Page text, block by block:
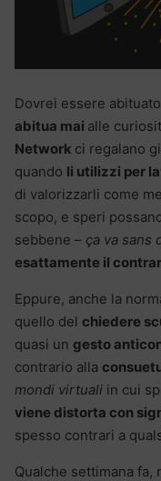
Dovrei essere
abitua mai alle
Network ci regalano
quando li utilizzi per
di valorizzarli come
scopo, e speri
sebbene – ça va sans
esattamente il
Eppure, anche la
quello del chiedere
quasi un gesto
contrario alla
mondi virtuali in cui
viene distorta con
spesso contrari a
Qualche settimana fa,